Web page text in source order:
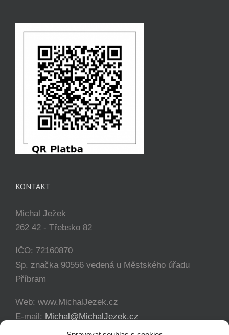
KONTAKT
Michal Ježek
262 42 - Třebsko 82
IČO: 72160870
Sp. značka 90556 vedená u Městského úřadu
Příbram
Web: www.MichalJezek.cz
E-mail: Michal@MichalJezek.cz
+420 777 346 649